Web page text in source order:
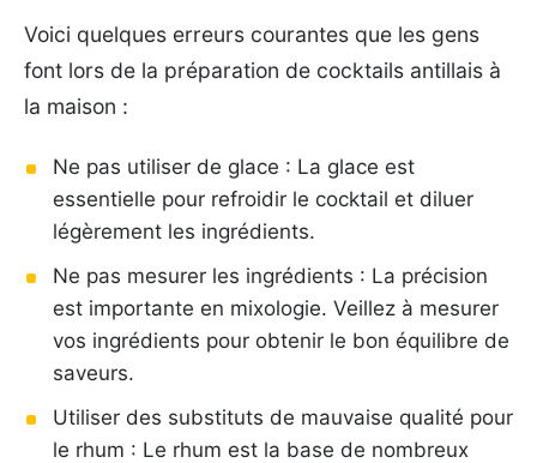
Voici quelques erreurs courantes que les gens
font lors de la préparation de cocktails antillais à
la maison :
Ne pas utiliser de glace : La glace est
essentielle pour refroidir le cocktail et diluer
légèrement les ingrédients.
Ne pas mesurer les ingrédients : La précision
est importante en mixologie. Veillez à mesurer
vos ingrédients pour obtenir le bon équilibre de
saveurs.
Utiliser des substituts de mauvaise qualité pour
le rhum : Le rhum est la base de nombreux